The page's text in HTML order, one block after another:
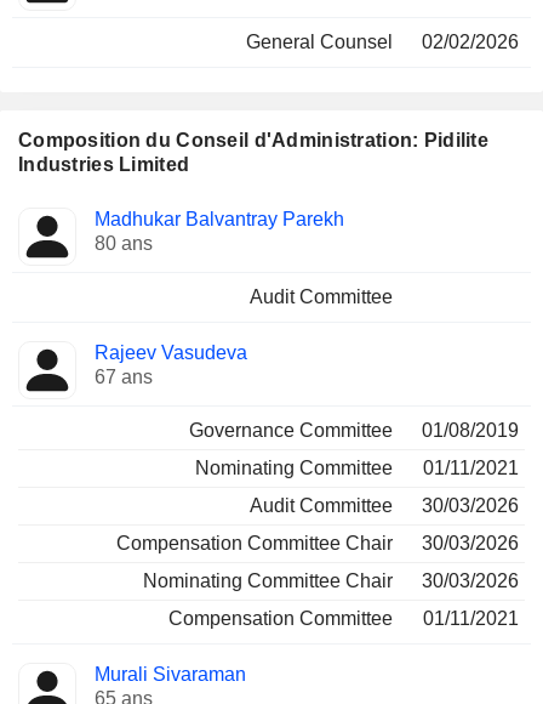
General Counsel 02/02/2026
Composition du Conseil d'Administration: Pidilite
Industries Limited
Administrateur Comités
Madhukar Balvantray Parekh
80 ans
Audit Committee
Rajeev Vasudeva
67 ans
Governance Committee
01/08/2019
Nominating Committee
01/11/2021
Audit Committee
30/03/2026
Compensation Committee Chair
30/03/2026
Nominating Committee Chair
30/03/2026
Compensation Committee
01/11/2021
Murali Sivaraman
65 ans